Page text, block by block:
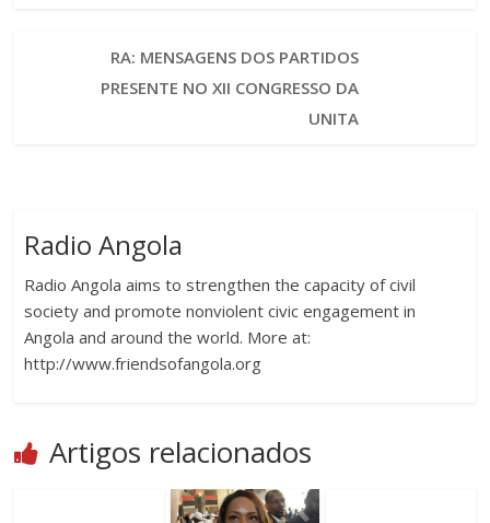
RA: MENSAGENS DOS PARTIDOS
PRESENTE NO XII CONGRESSO DA
UNITA
Radio Angola
Radio Angola aims to strengthen the capacity of civil
society and promote nonviolent civic engagement in
Angola and around the world. More at:
http://www.friendsofangola.org
Artigos relacionados